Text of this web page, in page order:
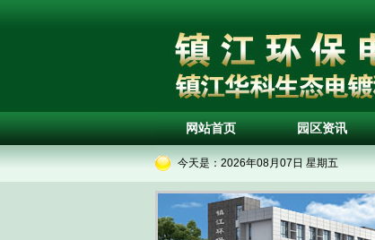
网站首页 园区资讯
今天是：2026年08月07日 星期五